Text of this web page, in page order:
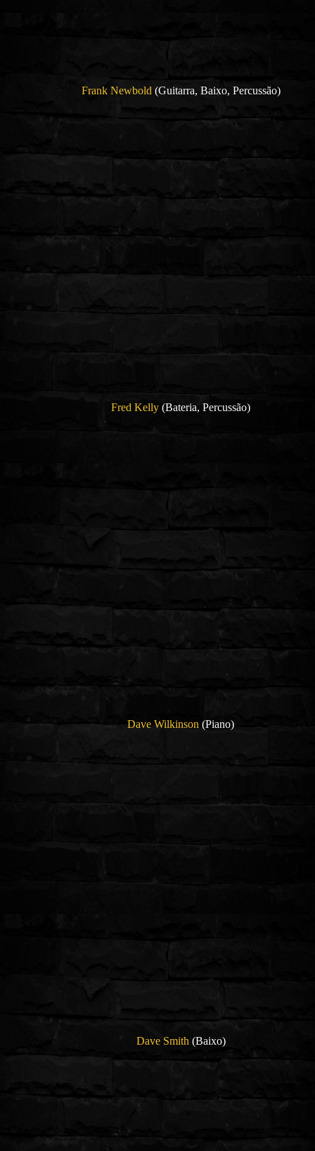
Frank Newbold (Guitarra, Baixo, Percussão)
Fred Kelly (Bateria, Percussão)
Dave Wilkinson (Piano)
Dave Smith (Baixo)